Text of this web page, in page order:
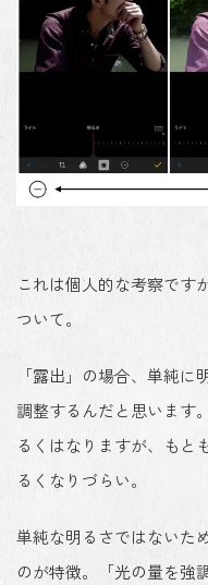
これは個人的な考察です
ついて。
「露出」の場合、単純
調整するんだと思います
るくはなりますが、もと
るくなりづらい。
単純な明るさではないた
のが特徴。「光の量を強